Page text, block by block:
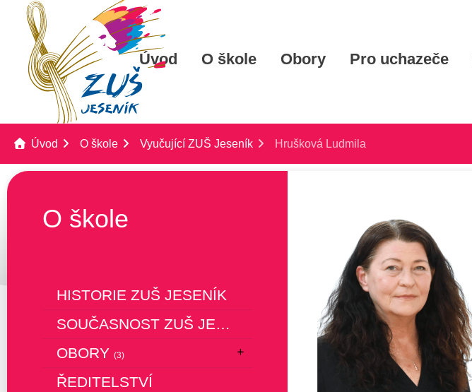
Úvod O škole Obory Pro uchazeče
Úvod O škole Vyučující ZUŠ Jeseník Hrušková Ludmila
O škole
HISTORIE ZUŠ JESENÍK
SOUČASNOST ZUŠ JESENÍK
OBORY (3)
ŘEDITELSTVÍ